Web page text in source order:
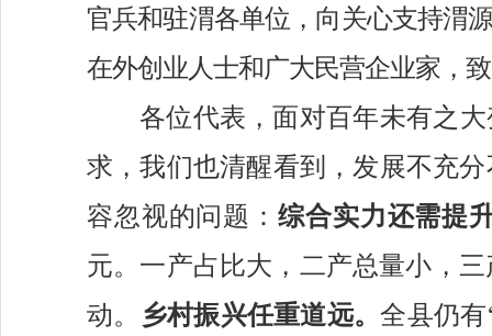
官兵和驻渭各单位，向关心支持渭
在外创业人士和广大民营企业家，
各位代表，面对百年未有之
求，我们也清醒看到，发展不充
容忽视的问题：综合实力还需提
元。一产占比大，二产总量小，
动。
乡村振兴任重道远。全县仍有